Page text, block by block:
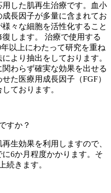
用した肌再生治療です。血小
長因子が多量に含まれてお
々な細胞を活性化すること
します。 治療で使用する
以上にわたって研究を重ね
より抽出をしております。
関わらず確実な効果を出せる
た医療用成長因子（FGF）
ております。
すか？
生効果を利用しますので、
6か月程度かかります。そ
続きます。